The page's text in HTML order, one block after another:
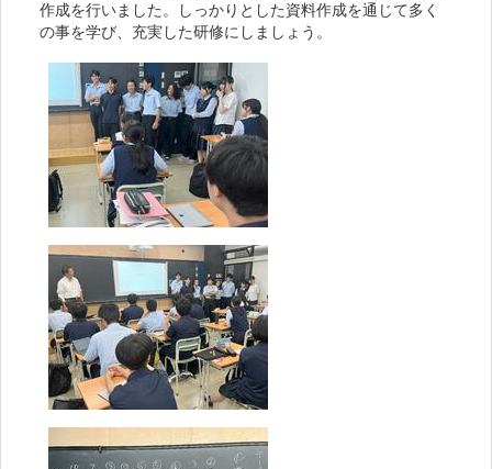
作成を行いました。しっかりとした資料作成を通じて多く
の事を学び、充実した研修にしましょう。